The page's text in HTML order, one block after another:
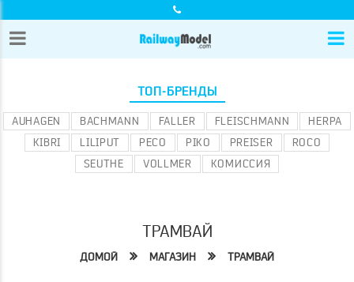
ТОП-БРЕНДЫ
AUHAGEN BACHMANN FALLER FLEISCHMANN
HERPA
KIBRI
LILIPUT PECO PIKO PREISER
ROCO
SEUTHE
VOLLMER КОМИССИЯ
ТРАМВАЙ
ДОМОЙ МАГАЗИН ТРАМВАЙ